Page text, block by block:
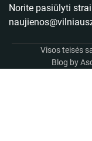
Norite pasiūlyti
Visos teisės
Blog by